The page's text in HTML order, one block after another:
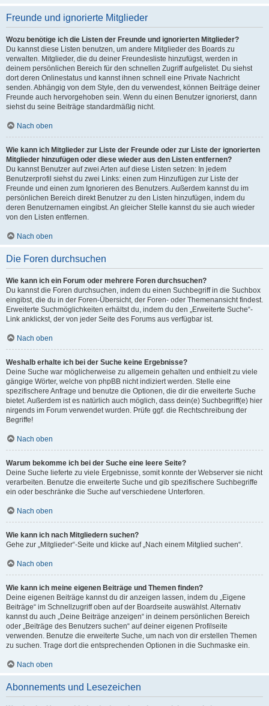
Freunde und ignorierte Mitglieder
Wozu benötige ich die Listen der Freunde und ignorierten Mitglieder?
Du kannst diese Listen benutzen, um andere Mitglieder des Boards zu
verwalten. Mitglieder, die du deiner Freundesliste hinzufügst, werden in
deinem persönlichen Bereich für den schnellen Zugriff aufgelistet. Du siehst
dort deren Onlinestatus und kannst ihnen schnell eine Private Nachricht
senden. Abhängig von dem Style, den du verwendest, können Beiträge deiner
Freunde auch hervorgehoben sein. Wenn du einen Benutzer ignorierst, dann
siehst du seine Beiträge standardmäßig nicht.
Nach oben
Wie kann ich Mitglieder zur Liste der Freunde oder zur Liste der ignorierten
Mitglieder hinzufügen oder diese wieder aus den Listen entfernen?
Du kannst Benutzer auf zwei Arten auf diese Listen setzen: In jedem
Benutzerprofil siehst du zwei Links: einen zum Hinzufügen zur Liste der
Freunde und einen zum Ignorieren des Benutzers. Außerdem kannst du im
persönlichen Bereich direkt Benutzer zu den Listen hinzufügen, indem du
deren Benutzernamen eingibst. An gleicher Stelle kannst du sie auch wieder
von den Listen entfernen.
Nach oben
Die Foren durchsuchen
Wie kann ich ein Forum oder mehrere Foren durchsuchen?
Du kannst die Foren durchsuchen, indem du einen Suchbegriff in die Suchbox
eingibst, die du in der Foren-Übersicht, der Foren- oder Themenansicht findest.
Erweiterte Suchmöglichkeiten erhältst du, indem du den „Erweiterte Suche“-
Link anklickst, der von jeder Seite des Forums aus verfügbar ist.
Nach oben
Weshalb erhalte ich bei der Suche keine Ergebnisse?
Deine Suche war möglicherweise zu allgemein gehalten und enthielt zu viele
gängige Wörter, welche von phpBB nicht indiziert werden. Stelle eine
spezifischere Anfrage und benutze die Optionen, die dir die erweiterte Suche
bietet. Außerdem ist es natürlich auch möglich, dass dein(e) Suchbegriff(e) hier
nirgends im Forum verwendet wurden. Prüfe ggf. die Rechtschreibung der
Begriffe!
Nach oben
Warum bekomme ich bei der Suche eine leere Seite?
Deine Suche lieferte zu viele Ergebnisse, somit konnte der Webserver sie nicht
verarbeiten. Benutze die erweiterte Suche und gib spezifischere Suchbegriffe
ein oder beschränke die Suche auf verschiedene Unterforen.
Nach oben
Wie kann ich nach Mitgliedern suchen?
Gehe zur „Mitglieder“-Seite und klicke auf „Nach einem Mitglied suchen“.
Nach oben
Wie kann ich meine eigenen Beiträge und Themen finden?
Deine eigenen Beiträge kannst du dir anzeigen lassen, indem du „Eigene
Beiträge“ im Schnellzugriff oben auf der Boardseite auswählst. Alternativ
kannst du auch „Deine Beiträge anzeigen“ in deinem persönlichen Bereich
oder „Beiträge des Benutzers suchen“ auf deiner eigenen Profilseite
verwenden. Benutze die erweiterte Suche, um nach von dir erstellen Themen
zu suchen. Trage dort die entsprechenden Optionen in die Suchmaske ein.
Nach oben
Abonnements und Lesezeichen